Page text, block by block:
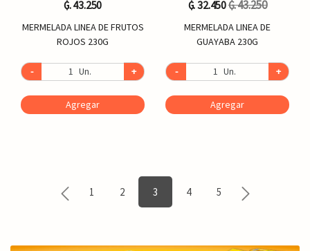
₲. 43.250
MERMELADA LINEA DE FRUTOS
ROJOS 230G
- Un. +
Agregar
₲. 32.450₲. 43.250
MERMELADA LINEA DE
GUAYABA 230G
- Un. +
Agregar
1 2 3 4 5